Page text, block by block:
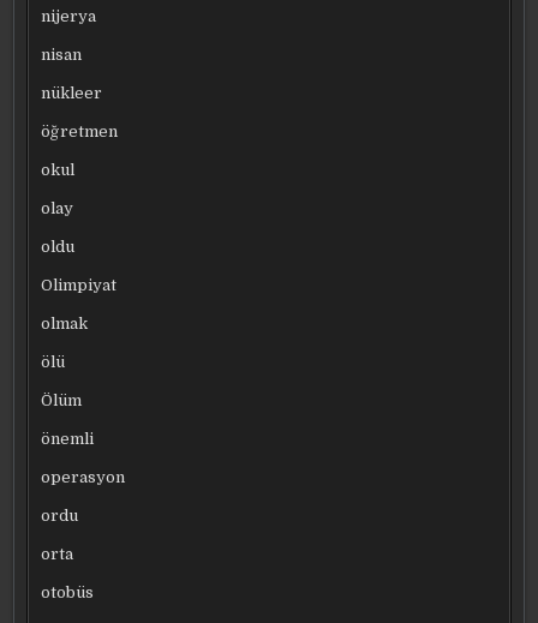
nijerya
nisan
nükleer
öğretmen
okul
olay
oldu
Olimpiyat
olmak
ölü
Ölüm
önemli
operasyon
ordu
orta
otobüs